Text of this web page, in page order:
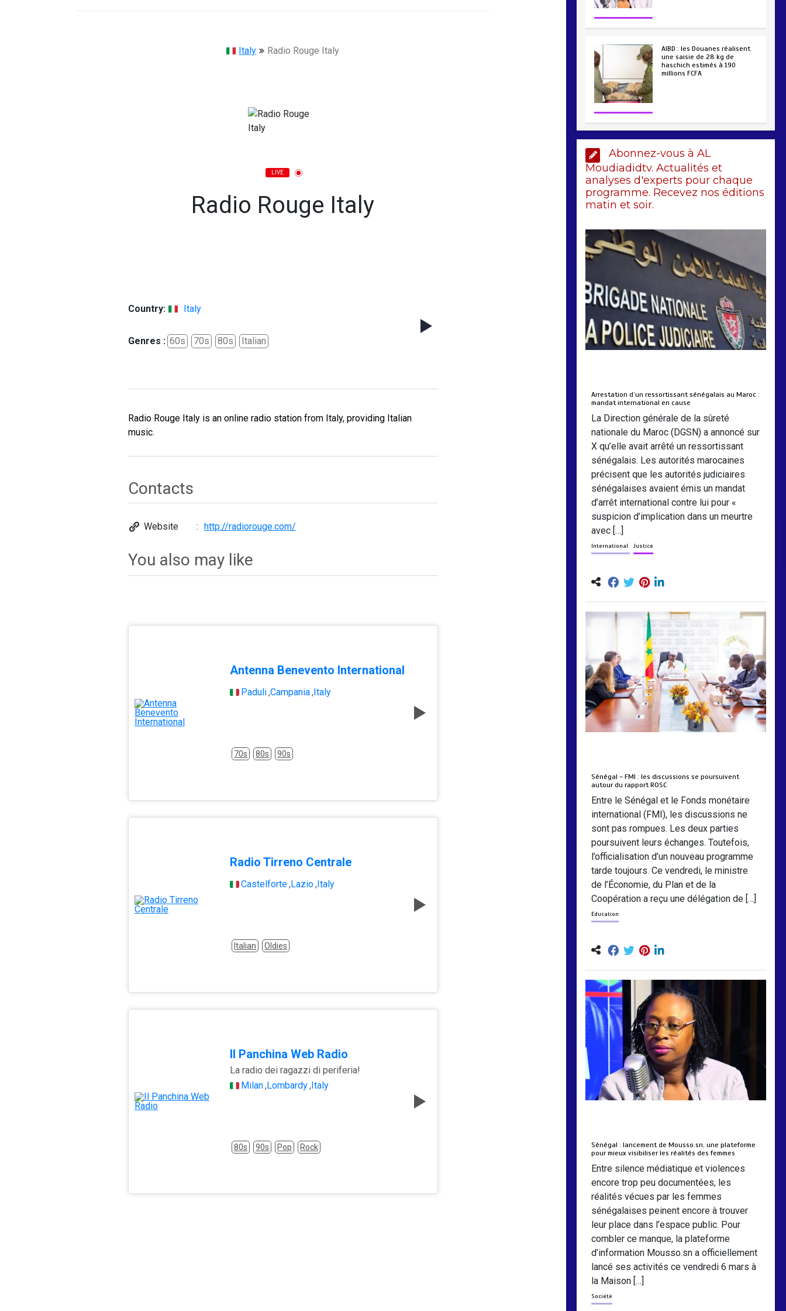
Italy Radio Rouge Italy
LIVE
Radio Rouge Italy
Country: Italy
Genres : 60s 70s 80s Italian
Radio Rouge Italy is an online radio station from Italy, providing Italian
music.
Contacts
Website http://radiorouge.com/
You also may like
Antenna Benevento International
Paduli,Campania, Italy
70s 80s 90s
Radio Tirreno Centrale
Castelforte,Lazio, Italy
Italian Oldies
Il Panchina Web Radio
La radio dei ragazzi di periferia!
Milan,Lombardy, Italy
80s 90s Pop Rock
Arrestation d’un
ressortissant sénégalais au
Sénégal – FMI : les
discussions se poursuivent
autour du rapport ROSC
2 min 221
Sénégal : lancement de
Mousso.sn, une plateforme
pour mieux visibiliser les
réalités des femmes
Abonnez-vous à AL
Moudiadidtv. Actualités et
analyses d'experts pour chaque
programme. Recevez nos éditions
matin et soir.
Arrestation d’un ressortissant sénégalais au Maroc :
mandat international en cause
La Direction générale de la sûreté
nationale du Maroc (DGSN) a annoncé sur
X qu’elle avait arrêté un ressortissant
sénégalais. Les autorités marocaines
précisent que les autorités judiciaires
sénégalaises avaient émis un mandat
d’arrêt international contre lui pour «
suspicion d’implication dans un meurtre
avec […]
International Justice
Sénégal – FMI : les discussions se poursuivent
autour du rapport ROSC
Entre le Sénégal et le Fonds monétaire
international (FMI), les discussions ne
sont pas rompues. Les deux parties
poursuivent leurs échanges. Toutefois,
l’officialisation d’un nouveau programme
tarde toujours. Ce vendredi, le ministre
de l’Économie, du Plan et de la
Coopération a reçu une délégation de […]
Education
Sénégal : lancement de Mousso.sn, une plateforme
pour mieux visibiliser les réalités des femmes
Entre silence médiatique et violences
encore trop peu documentées, les
réalités vécues par les femmes
sénégalaises peinent encore à trouver
leur place dans l’espace public. Pour
combler ce manque, la plateforme
d’information Mousso.sn a officiellement
lancé ses activités ce vendredi 6 mars à
la Maison […]
Société